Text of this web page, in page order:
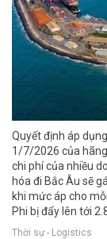
Quyết định áp
1/7/2026 của
chi phí của nhiều
hóa đi Bắc Âu sẽ
khi mức áp cho
Phi bị đẩy lên tới
Thời sự - Logistics